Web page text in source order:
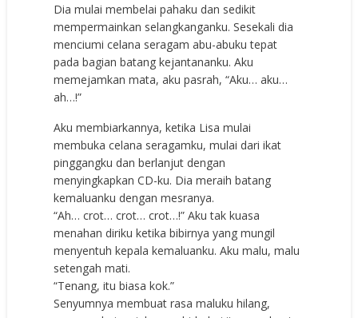
Dia mulai membelai pahaku dan sedikit
mempermainkan selangkanganku. Sesekali dia
menciumi celana seragam abu-abuku tepat
pada bagian batang kejantananku. Aku
memejamkan mata, aku pasrah, “Aku… aku…
ah…!”
Aku membiarkannya, ketika Lisa mulai
membuka celana seragamku, mulai dari ikat
pinggangku dan berlanjut dengan
menyingkapkan CD-ku. Dia meraih batang
kemaluanku dengan mesranya.
“Ah… crot… crot… crot…!” Aku tak kuasa
menahan diriku ketika bibirnya yang mungil
menyentuh kepala kemaluanku. Aku malu, malu
setengah mati.
“Tenang, itu biasa kok.”
Senyumnya membuat rasa maluku hilang,